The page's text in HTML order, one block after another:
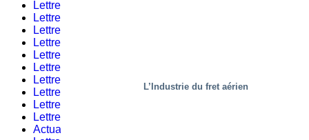
L’Industrie du fret aérien
Lettre d’informations #6 – 2022
Lettre d’informations #6
Lettre d’informations #3 – 2021
Lettre d’informations #7 – 2022
Lettre d’informations #4 – 2019
Lettre d’informations #4 – 2021
Lettre d’informations #8 – 2022
Lettre d’informations #5 – 2019(2)
Lettre d’informations #5 – 2021
Lettre d’informations #9 – 2022
Actualités autour de l’entreprise